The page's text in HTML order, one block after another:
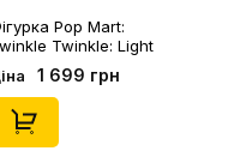
Брелок Fuggler:
Collectible Keychains:
Gold Edition: Series 3
(Blind Box: 1 з 24),
(11550)
Ціна 199 грн